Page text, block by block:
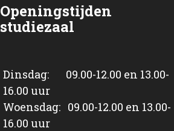
Openingstijden
studiezaal
Dinsdag: 09.00-12.00 en 13.00-
16.00 uur
Woensdag: 09.00-12.00 en 13.00-
16.00 uur